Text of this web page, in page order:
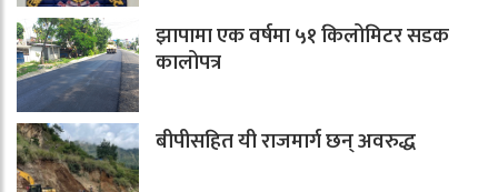
झापामा एक वर्षमा ५१ किलोमिटर सडक
कालोपत्र
बीपीसहित यी राजमार्ग छन् अवरुद्ध